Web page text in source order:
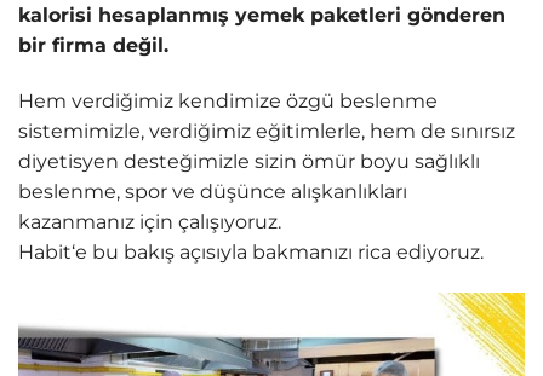
kalorisi hesaplanmış yemek paketleri gönderen
bir firma değil.
Hem verdiğimiz kendimize özgü beslenme
sistemimizle, verdiğimiz eğitimlerle, hem de sınırsız
diyetisyen desteğimizle sizin ömür boyu sağlıklı
beslenme, spor ve düşünce alışkanlıkları
kazanmanız için çalışıyoruz.
Habit‘e bu bakış açısıyla bakmanızı rica ediyoruz.